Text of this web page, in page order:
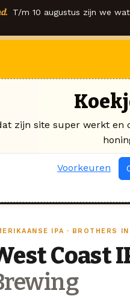
T/m 10 augustus zijn we
IPA · BROTHERS
Coast
zijn site super werkt
Voorkeuren